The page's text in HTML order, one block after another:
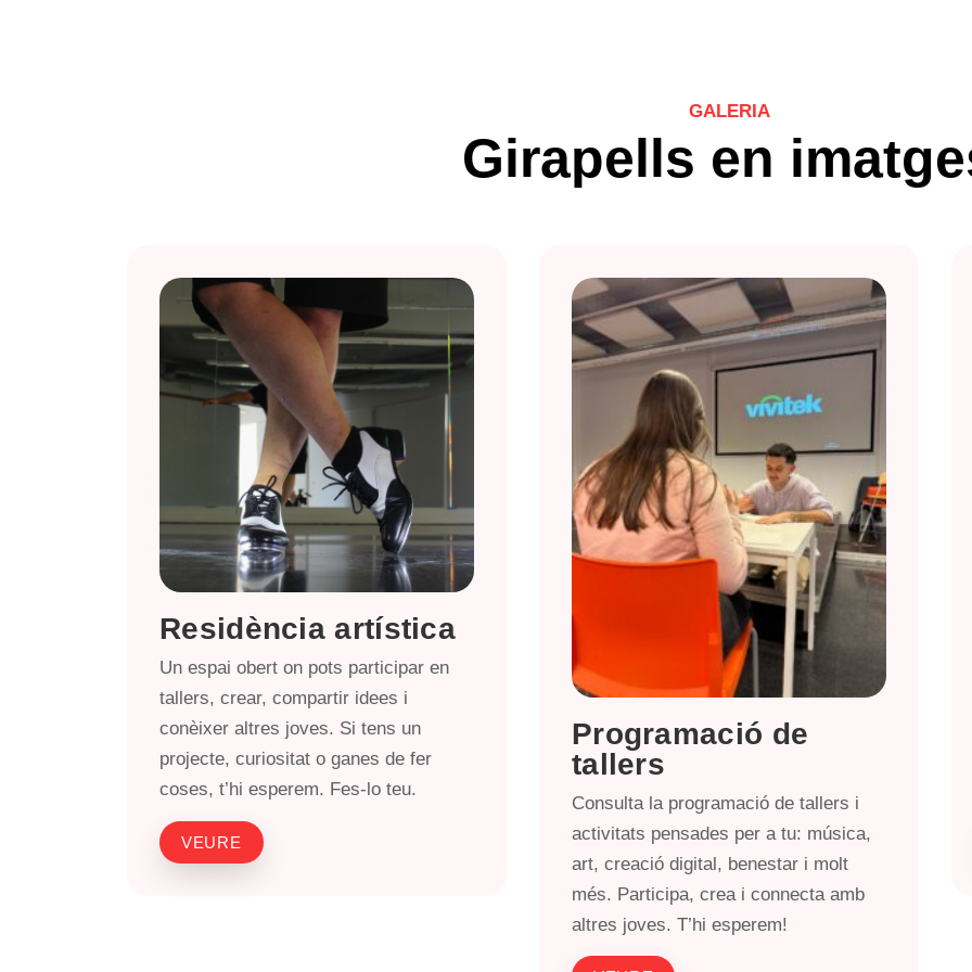
GALERIA
Girapells en
Residència artística
Un espai obert on pots participar en
tallers, crear, compartir idees i
conèixer altres joves. Si tens un
projecte, curiositat o ganes de fer
coses, t’hi esperem. Fes-lo teu.
VEURE
Programació de
tallers
Consulta la programació de tallers i
activitats pensades per a tu: música,
art, creació digital, benestar i molt
més. Participa, crea i connecta amb
altres joves. T’hi esperem!